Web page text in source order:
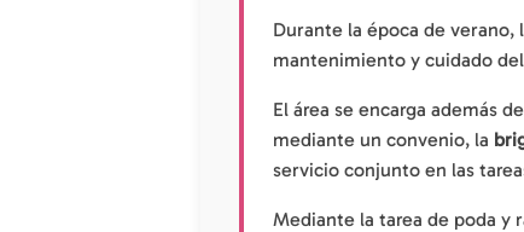
Durante la época de verano,
mantenimiento y cuidado
El área se encarga además
mediante un convenio, la
servicio conjunto en las
Mediante la tarea de poda y